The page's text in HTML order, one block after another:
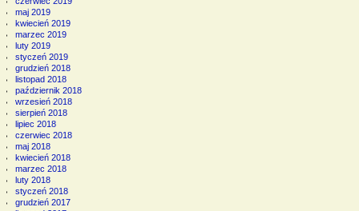
maj 2019
kwiecień 2019
marzec 2019
luty 2019
styczeń 2019
grudzień 2018
listopad 2018
październik 2018
wrzesień 2018
sierpień 2018
lipiec 2018
czerwiec 2018
maj 2018
kwiecień 2018
marzec 2018
luty 2018
styczeń 2018
grudzień 2017